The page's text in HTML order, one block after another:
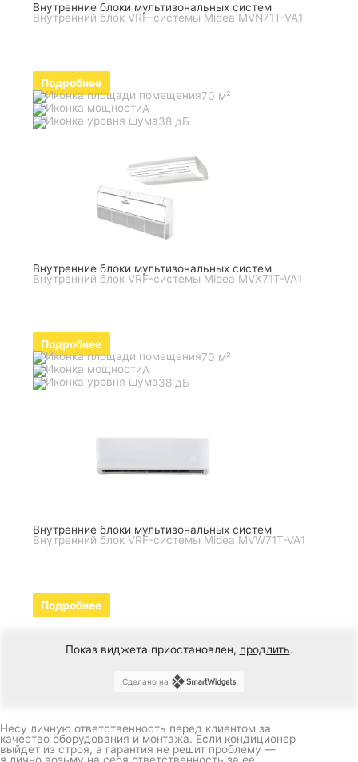
Внутренние блоки мультизональных систем
Внутренний блок VRF-системы Midea MVN71T-VA1
Подробнее
70 м²
A
38 дБ
Внутренние блоки мультизональных систем
Внутренний блок VRF-системы Midea MVX71T-VA1
Подробнее
70 м²
A
38 дБ
Внутренние блоки мультизональных систем
Внутренний блок VRF-системы Midea MVW71T-VA1
Подробнее
Показ виджета приостановлен, продлить.
Сделано на
Несу личную ответственность перед клиентом за
качество оборудования и монтажа. Если кондиционер
выйдет из строя, а гарантия не решит проблему —